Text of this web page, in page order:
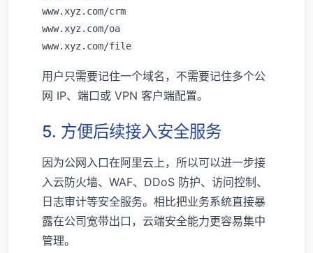
www.xyz.com/crm
www.xyz.com/oa
用户只需要记住一个域名，不需要记住多个公
网 IP、端口或 VPN 客户端配置。
5. 方便后续接入安全服务
因为公网入口在阿里云上，所以可以进一步接
入云防火墙、WAF、DDoS 防护、访问控制、
日志审计等安全服务。相比把业务系统直接暴
露在公司宽带出口，云端安全能力更容易集中
管理。